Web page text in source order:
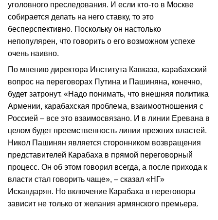
уголовного преследования. И если кто-то в Москве
собирается делать на него ставку, то это
бесперспективно. Поскольку он настолько
непопулярен, что говорить о его возможном успехе
очень наивно.
По мнению директора Института Кавказа, карабахский
вопрос на переговорах Путина и Пашиняна, конечно,
будет затронут. «Надо понимать, что внешняя политика
Армении, карабахская проблема, взаимоотношения с
Россией – все это взаимосвязано. И в линии Еревана в
целом будет преемственность линии прежних властей.
Никол Пашинян является сторонником возвращения
представителей Карабаха в прямой переговорный
процесс. Он об этом говорил всегда, а после прихода к
власти стал говорить чаще», – сказал «НГ»
Искандарян. Но включение Карабаха в переговоры
зависит не только от желания армянского премьера.